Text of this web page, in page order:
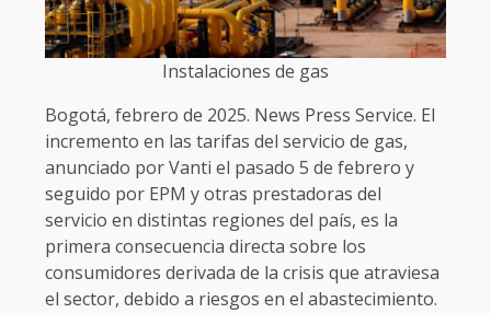
Instalaciones de gas
Bogotá, febrero de 2025. News Press Service. El
incremento en las tarifas del servicio de gas,
anunciado por Vanti el pasado 5 de febrero y
seguido por EPM y otras prestadoras del
servicio en distintas regiones del país, es la
primera consecuencia directa sobre los
consumidores derivada de la crisis que atraviesa
el sector, debido a riesgos en el abastecimiento.